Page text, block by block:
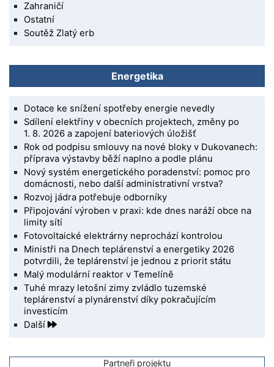
Zahraničí
Ostatní
Soutěž Zlatý erb
Energetika
Dotace ke snížení spotřeby energie nevedly
Sdílení elektřiny v obecních projektech, změny po
1. 8. 2026 a zapojení bateriových úložišť
Rok od podpisu smlouvy na nové bloky v Dukovanech:
příprava výstavby běží naplno a podle plánu
Nový systém energetického poradenství: pomoc pro
domácnosti, nebo další administrativní vrstva?
Rozvoj jádra potřebuje odborníky
Připojování výroben v praxi: kde dnes naráží obce na
limity sítí
Fotovoltaické elektrárny neprochází kontrolou
Ministři na Dnech teplárenství a energetiky 2026
potvrdili, že teplárenství je jednou z priorit státu
Malý modulární reaktor v Temelíně
Tuhé mrazy letošní zimy zvládlo tuzemské
teplárenství a plynárenství díky pokračujícím
investicím
Další
Partneři projektu